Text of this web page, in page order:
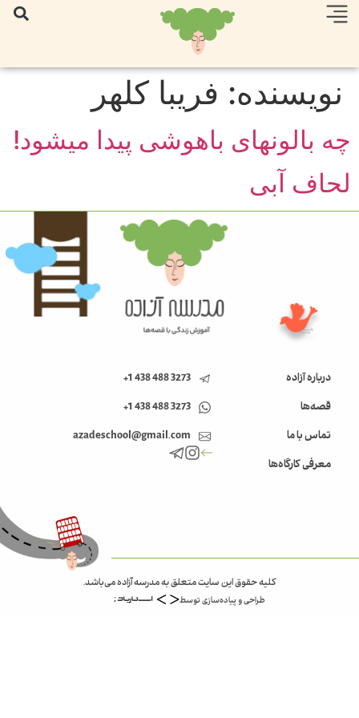
نویسنده: فریبا کلهر
چه بالونهای باهوشی پیدا میشود!
لحاف آبی
درباره آزاده
قصه‌ها
تماس با ما
معرفی کارگاه‌ها
3273 488 438 1+
3273 488 438 1+
azadeschool@gmail.com
کلیه حقوق این سایت متعلق به مدرسه آزاده می‌باشد.
طراحی و پیاده‌سازی توسط